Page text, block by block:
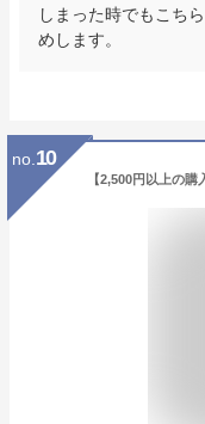
しまった時でもこち
めします。
no. 10